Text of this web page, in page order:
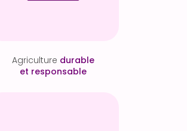
Agriculture durable
et responsable